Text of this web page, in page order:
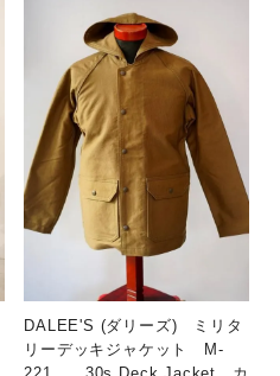
DALEE'S (ダリーズ) ミリタ
リーデッキジャケット M-